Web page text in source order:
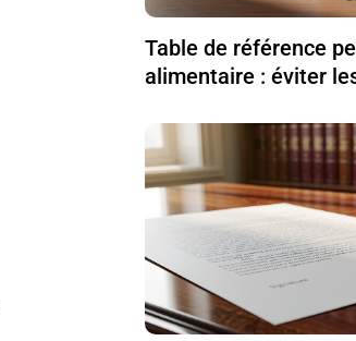
Table de référence
alimentaire : éviter